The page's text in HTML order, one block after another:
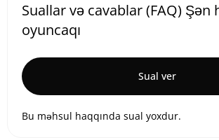
Suallar və cavablar (FAQ) Şən
oyuncaqı
Sual ver
Bu məhsul haqqında sual yoxdur.